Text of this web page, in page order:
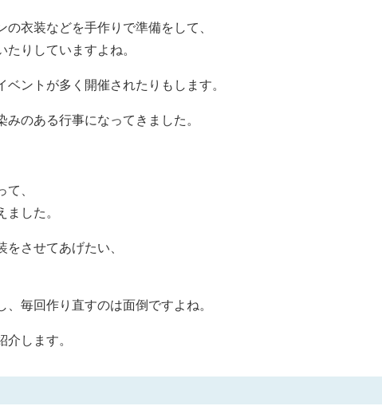
衣装などを手作りで準備をして、
りしていますよね。
ントが多く開催されたりもします。
のある行事になってきました。
、
した。
させてあげたい、
毎回作り直すのは面倒ですよね。
します。